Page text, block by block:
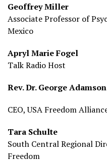
Geoffrey Miller
Associate Professor of
Mexico
Apryl Marie Fogel
Talk Radio Host
Rev. Dr. George Adamson
CEO, USA Freedom
Tara Schulte
South Central Regional
Freedom